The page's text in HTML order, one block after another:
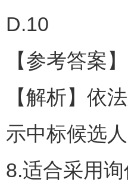
D.10
【参考答案
【解析】依
示中标候选
8.适合采用